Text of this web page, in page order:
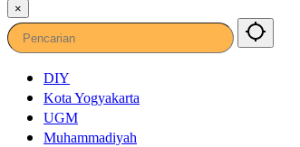
×
DIY
Kota Yogyakarta
UGM
Muhammadiyah